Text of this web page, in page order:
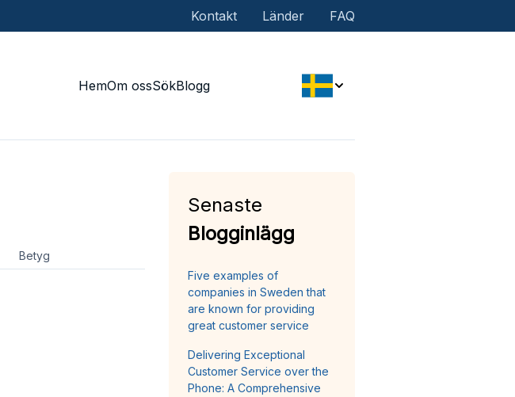
Kontakt Länder FAQ
HemOm ossSökBlogg
Betyg
Senaste
Blogginlägg
Five examples of
companies in Sweden that
are known for providing
great customer service
Delivering Exceptional
Customer Service over the
Phone: A Comprehensive